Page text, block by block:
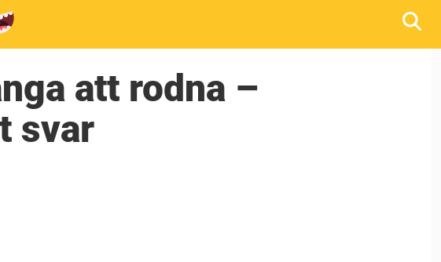
att rodna –
svar